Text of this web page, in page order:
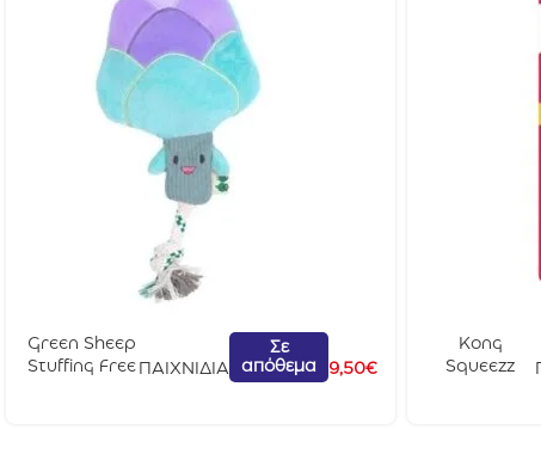
Green Sheep
Stuffing Free
ΠΑΙΧΝΙΔΙΑ
Σε
απόθεμα
9,50€
Kong
Squeezz